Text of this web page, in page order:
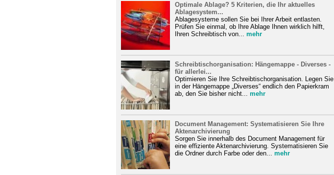
Optimale Ablage? 5 Kriterien, die Ihr aktuelles
Ablagesystem...
Ablagesysteme sollen Sie bei Ihrer Arbeit entlasten.
Prüfen Sie einmal, ob Ihre Ablage Ihnen wirklich hilft,
Ihren Schreibtisch von...
mehr
Schreibtischorganisation: Hängemappe - Diverses -
für allerlei...
Optimieren Sie Ihre Schreibtischorganisation. Legen Sie
in der Hängemappe „Diverses“ endlich den Papierkram
ab, den Sie bisher nicht...
mehr
Document Management: Systematisieren Sie Ihre
Aktenarchivierung
Sorgen Sie innerhalb des Document Management für
eine effiziente Aktenarchivierung. Systematisieren Sie
die Ordner durch Farbe oder den...
mehr